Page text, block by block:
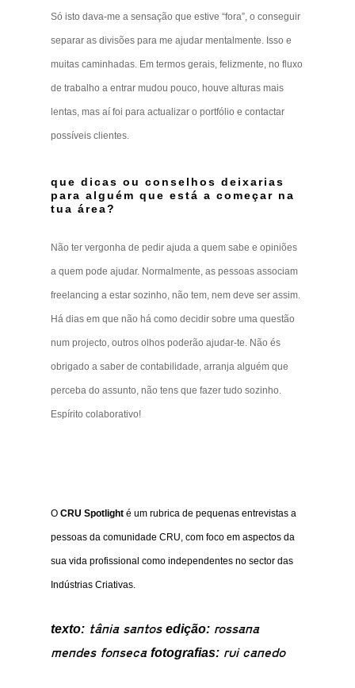
Só isto dava-me a sensação que estive “fora”, o conseguir
separar as divisões para me ajudar mentalmente. Isso e
muitas caminhadas. Em termos gerais, felizmente, no fluxo
de trabalho a entrar mudou pouco, houve alturas mais
lentas, mas aí foi para actualizar o portfólio e contactar
possíveis clientes.
que dicas ou conselhos deixarias
para alguém que está a começar na
tua área?
Não ter vergonha de pedir ajuda a quem sabe e opiniões
a quem pode ajudar. Normalmente, as pessoas associam
freelancing a estar sozinho, não tem, nem deve ser assim.
Há dias em que não há como decidir sobre uma questão
num projecto, outros olhos poderão ajudar-te. Não és
obrigado a saber de contabilidade, arranja alguém que
perceba do assunto, não tens que fazer tudo sozinho.
Espírito colaborativo!
O CRU Spotlight é um rubrica de pequenas entrevistas a
pessoas da comunidade CRU, com foco em aspectos da
sua vida profissional como independentes no sector das
Indústrias Criativas.
texto: tânia santos edição: rossana
mendes fonseca fotografias: rui canedo